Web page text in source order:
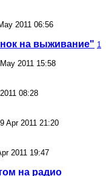
2011 06:56
на выживание" 1
2011 15:58
08:28
Apr 2011 21:20
2011 19:47
на радио